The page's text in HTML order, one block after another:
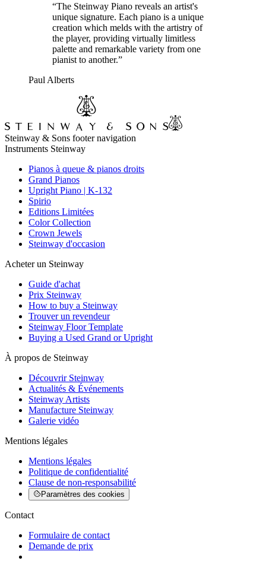
“The Steinway Piano reveals an artist's
unique signature. Each piano is a unique
creation which melds with the artistry of
the player, providing virtually limitless
palette and remarkable variety from one
pianist to another.”
Paul Alberts
Steinway & Sons footer navigation
Instruments Steinway
Pianos à queue & pianos droits
Grand Pianos
Upright Piano | K-132
Spirio
Editions Limitées
Color Collection
Crown Jewels
Steinway d'occasion
Acheter un Steinway
Guide d'achat
Prix Steinway
How to buy a Steinway
Trouver un revendeur
Steinway Floor Template
Buying a Used Grand or Upright
À propos de Steinway
Découvrir Steinway
Actualités & Événements
Steinway Artists
Manufacture Steinway
Galerie vidéo
Mentions légales
Mentions légales
Politique de confidentialité
Clause de non-responsabilité
Paramètres des cookies
Contact
Formulaire de contact
Demande de prix